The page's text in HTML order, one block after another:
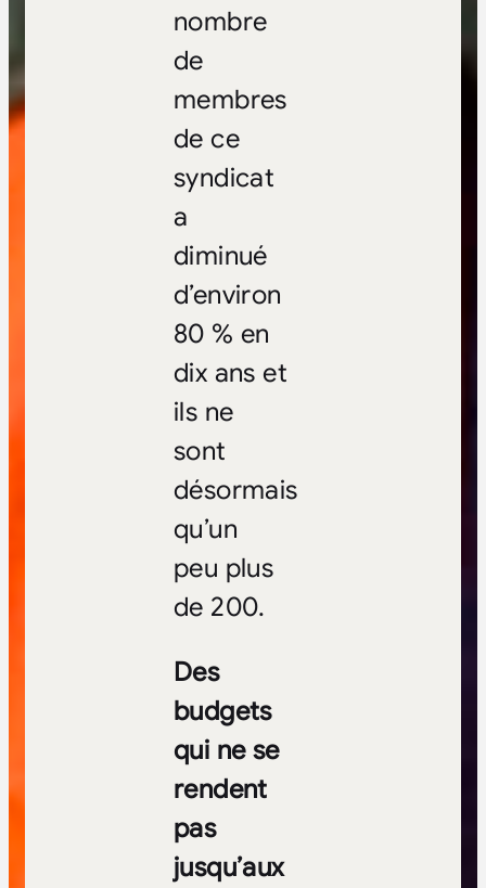
nombre
de
membres
de ce
syndicat
a
diminué
d’environ
80 % en
dix ans et
ils ne
sont
désormais
qu’un
peu plus
de 200.
Des
budgets
qui ne se
rendent
pas
jusqu’aux